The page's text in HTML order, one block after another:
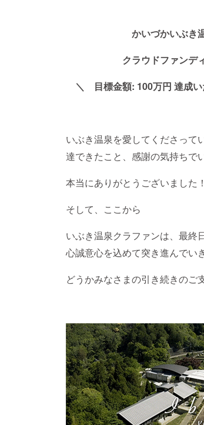
かいづかいぶき
クラウドファンディ
＼ 目標金額: 100万円 達成
いぶき温泉を愛してくださって
達できたこと、感謝の気持ちで
本当にありがとうございました！
そして、ここから
いぶき温泉クラファンは、最終
心誠意心を込めて突き進んでい
どうかみなさまの引き続きのご